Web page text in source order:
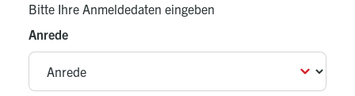
Bitte Ihre Anmeldedaten eingeben
Anrede